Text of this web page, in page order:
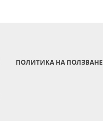
ПОЛИТИКА НА ПОЛЗВАНЕ